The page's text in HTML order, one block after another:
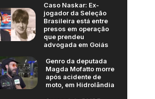
Caso Naskar: Ex-
jogador da Seleção
Brasileira está entre
presos em operação
que prendeu
advogada em Goiás
Genro da deputada
Magda Mofatto morre
após acidente de
moto, em Hidrolândia